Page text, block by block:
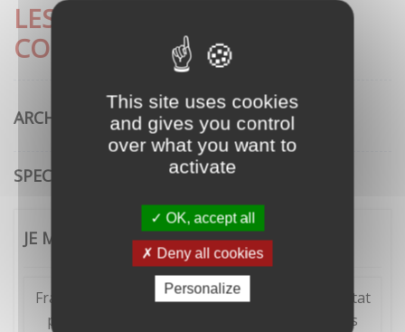
This site uses cookies
and gives you control
over what you want to
activate
OK, accept all
Deny all cookies
Personalize
LES DÉMARCHES LES PLUS
CONSULTÉES
ARCHITECTURE
SPECTACLE VIVANT
JE ME CONNECTE
FranceConnect est la solution proposée par l'Etat
pour sécuriser et simplifier la connexion à vos